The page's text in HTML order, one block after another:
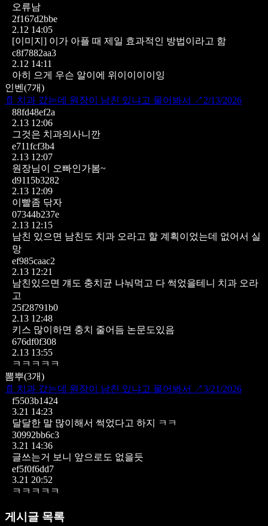
오류남
2f167d2bbe
2.12 14:05
[이미지] 이가 아플 때 제일 효과적인 방법이라고 함
c8f7882aa3
2.12 14:11
아히 으게 우슨 알이에 위이이이이잉
인벤 (7개)
📄 치과 갔는데 원장이 남친 있냐고 물어봐서 ↗ 2/13/2026
88fd48ef2a
2.13 12:06
그것은 치과의사니깐
e711fcf3b4
2.13 12:07
원장님이 오빠인가봄~
d9115b3282
2.13 12:09
이빨좀 닦자
07344b237e
2.13 12:15
남친 있으면 남친도 치과 오라고 할 계획이었는데 없어서 실
망
ef985caac2
2.13 12:21
남친있으면 걔도 충치균 나눠먹고 다 썩었을테니 치과 오라
고
25f28791b0
2.13 12:48
키스 많이하면 충치 줄어듬 논문도있음
676df0f308
2.13 13:55
ㅋㅋㅋㅋㅋ
뽐뿌(3개)
📄 치과 갔는데 원장이 남친 있냐고 물어봐서 ↗3/21/2026
f5503b1424
3.21 14:23
달달한 말 많이해서 썩었다고 하지 ㅋㅋ
30992bb6c3
3.21 14:36
글쓰는거 보니 앞으로도 없을듯
ef5f0f6dd7
3.21 20:52
ㅋㅋㅋㅋㅋ
게시글 목록